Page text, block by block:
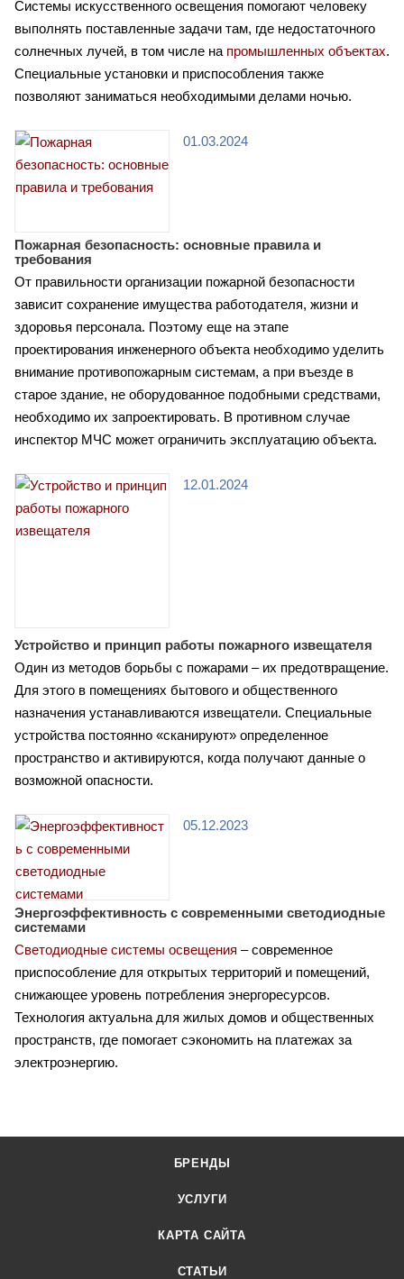
Системы искусственного освещения помогают человеку
выполнять поставленные задачи там, где недостаточного
солнечных лучей, в том числе на промышленных объектах.
Специальные установки и приспособления также
позволяют заниматься необходимыми делами ночью.
01.03.2024
Пожарная безопасность: основные правила и
требования
От правильности организации пожарной безопасности
зависит сохранение имущества работодателя, жизни и
здоровья персонала. Поэтому еще на этапе
проектирования инженерного объекта необходимо уделить
внимание противопожарным системам, а при въезде в
старое здание, не оборудованное подобными средствами,
необходимо их запроектировать. В противном случае
инспектор МЧС может ограничить эксплуатацию объекта.
12.01.2024
Устройство и принцип работы пожарного извещателя
Один из методов борьбы с пожарами – их предотвращение.
Для этого в помещениях бытового и общественного
назначения устанавливаются извещатели. Специальные
устройства постоянно «сканируют» определенное
пространство и активируются, когда получают данные о
возможной опасности.
05.12.2023
Энергоэффективность с современными светодиодные
системами
Светодиодные системы освещения – современное
приспособление для открытых территорий и помещений,
снижающее уровень потребления энергоресурсов.
Технология актуальна для жилых домов и общественных
пространств, где помогает сэкономить на платежах за
электроэнергию.
БРЕНДЫ
УСЛУГИ
КАРТА САЙТА
СТАТЬИ